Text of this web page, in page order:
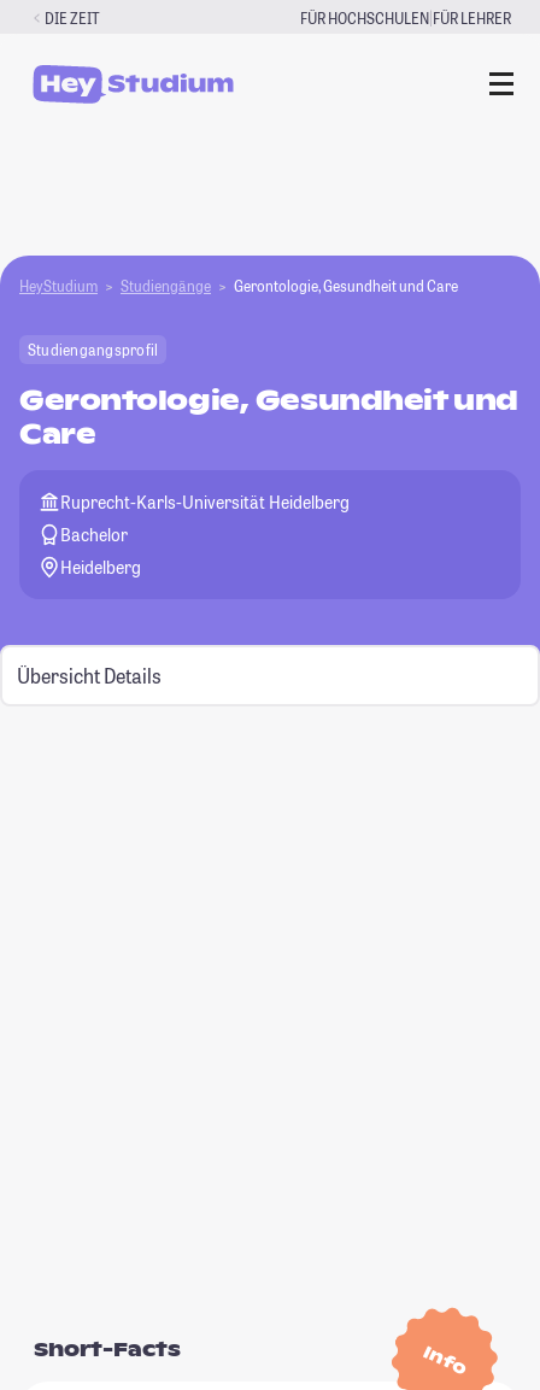
Zum
springen
DIE ZEIT FÜR HOCHSCHULEN|FÜR LEHRER
HeyStudium Studiengänge Gerontologie, Gesundheit und Care
Studiengangsprofil
Gerontologie, Gesundheit und
Care
Ruprecht-Karls-Universität Heidelberg
Bachelor
Heidelberg
Übersicht Details
Info
Short-Facts